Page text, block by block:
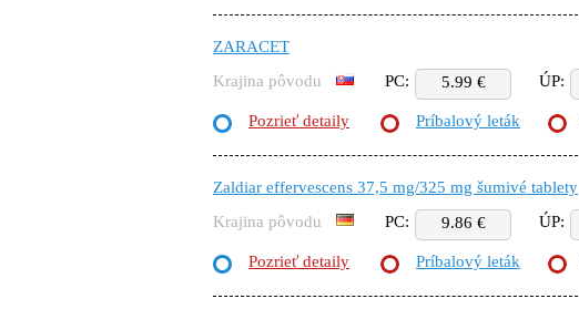
ZARACET
Krajina pôvodu
PC: 5.99 € ÚP:
Pozrieť detaily Príbalový leták
Zaldiar effervescens 37,5 mg/325 mg šumivé tablety
Krajina pôvodu
PC: 9.86 € ÚP:
Pozrieť detaily Príbalový leták